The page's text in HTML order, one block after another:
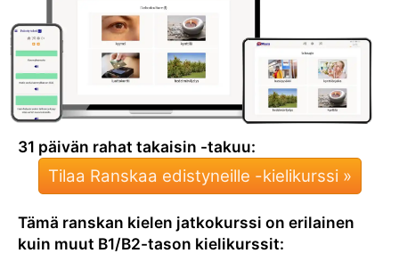
31 päivän rahat takaisin -takuu:
Tilaa Ranskaa edistyneille -kielikurssi »
Tämä ranskan kielen jatkokurssi on erilainen
kuin muut B1/B2-tason kielikurssit: